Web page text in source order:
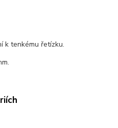
k tenkému řetízku.